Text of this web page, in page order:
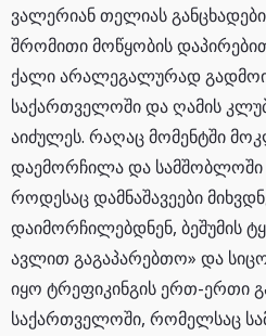
ვალერიან თელიას
შრომითი მოწყობის
ქალი არალეგალურად
საქართველოში და ღამის
აიძულეს. რაღაც მომენტში
დაემორჩილა და სამშობლოში
როდესაც დამნაშავეები
დაიმორჩილებდნენ, ბეშუმის
ავლით გაგაპარებთო» და
იყო ტრეფიკინგის ერთ-ერთი
საქართველოში, რომელსაც